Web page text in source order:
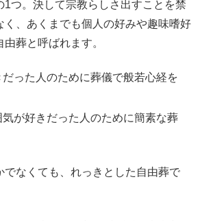
1つ。決して宗教らしさ出すことを禁
く、あくまでも個人の好みや趣味嗜好
葬と呼ばれます。
った人のために葬儀で般若心経を
が好きだった人のために簡素な葬
でなくても、れっきとした自由葬で